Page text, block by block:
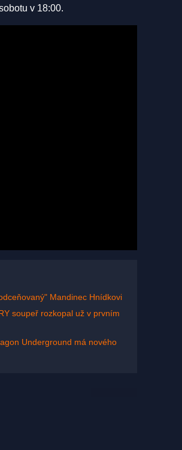
v 18:00.
Mandinec Hnídkovi
soupeř rozkopal už v prvním
Underground má nového